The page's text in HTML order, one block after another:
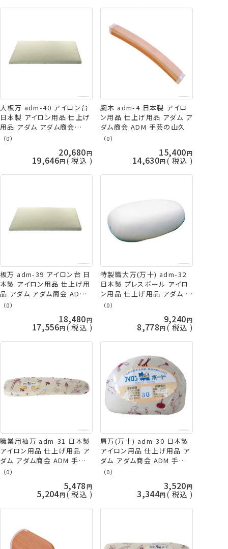
大板万 adm-40 アイロン台
日本製 アイロン用品 仕上げ
用品 アダム アダム商会
ADM 手芸の山久
（0）
20,680
19,646 税込
腕木 adm-4 日本製 アイロ
ン用品 仕上げ用品 アダム ア
ダム商会 ADM 手芸の山久
（0）
15,400
14,630 税込
板万 adm-39 アイロン台 日
本製 アイロン用品 仕上げ用
品 アダム アダム商会 ADM
手芸の山久
（0）
18,480
17,556 税込
特製職大万(万十) adm-32
日本製 プレスボール アイロ
ン用品 仕上げ用品 アダム ア
ダム商会 ADM 手芸の山久
（0）
9,240
8,778 税込
職業用袖万 adm-31 日本製
アイロン用品 仕上げ用品 ア
ダム アダム商会 ADM 手芸
の山久
（0）
5,478
5,204 税込
肩万(万十) adm-30 日本製
アイロン用品 仕上げ用品 ア
ダム アダム商会 ADM 手芸
の山久
（0）
3,520
3,344 税込